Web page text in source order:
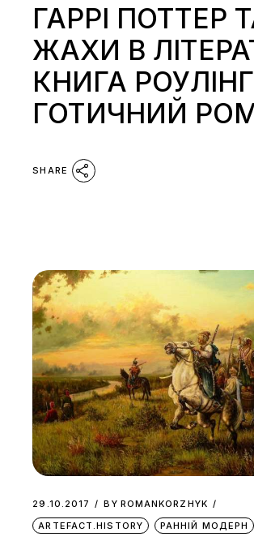
ГАРРІ ПОТТЕР
ЖАХИ В
КНИГА
ГОТИЧНИЙ
SHARE
29.10.2017 BY ROMANKORZHYK
ARTEFACT.HISTORY
РАННІЙ МОДЕРН